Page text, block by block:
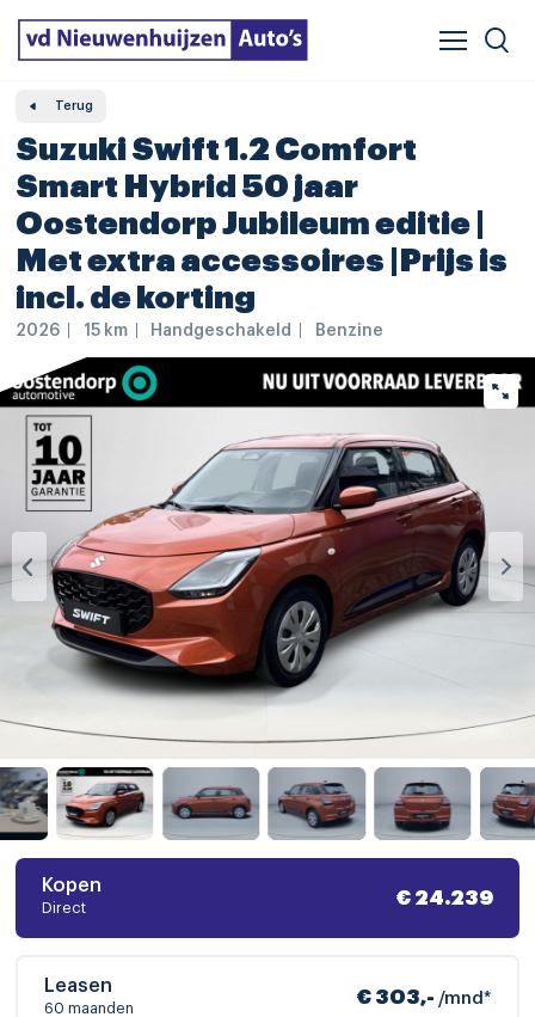
Leasing
Terug
Suzuki Swift 1.2 Comfort
Smart Hybrid 50 jaar
Oostendorp Jubileum editie |
Met extra accessoires |Prijs is
incl. de korting
2026 15 km Handgeschakeld Benzine
Leasen
60 maanden
€ 303,- /mnd*
Kopen
Direct
€ 24.239